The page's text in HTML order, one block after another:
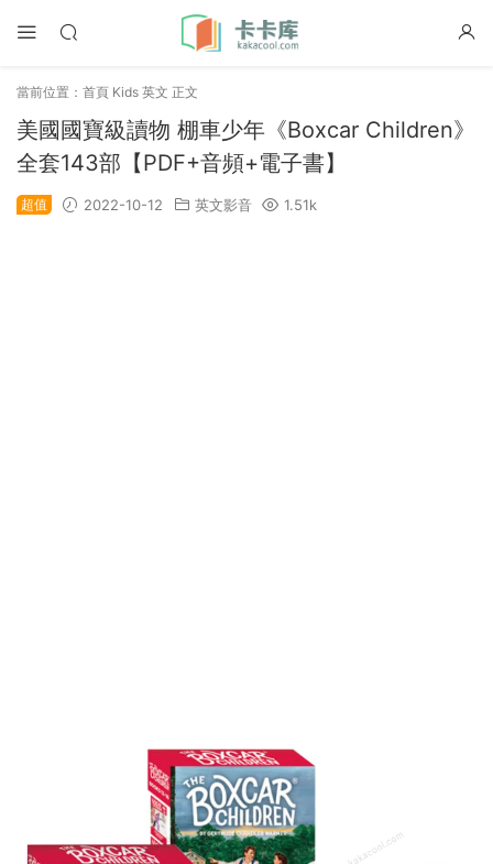
當前位置： 首頁 Kids 英文 正文
美國國寶級讀物 棚車少年《Boxcar Children》
全套143部【PDF+音頻+電子書】
超值 2022-10-12 英文影音 1.51k